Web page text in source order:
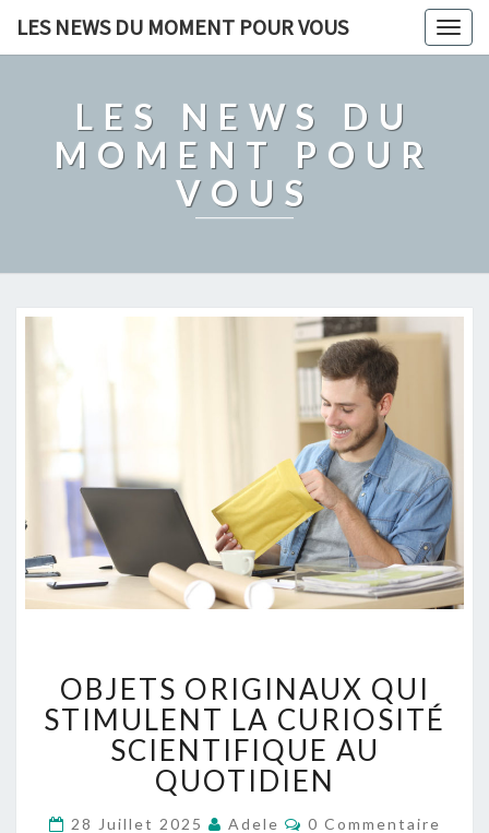
LES NEWS DU MOMENT POUR VOUS
LES NEWS DU
MOMENT POUR
VOUS
B
J
E
T
OBJETS ORIGINAUX QUI
STIMULENT LA CURIOSITÉ
SCIENTIFIQUE AU
QUOTIDIEN
28 Juillet 2025 Adele
C
0 Commentaire